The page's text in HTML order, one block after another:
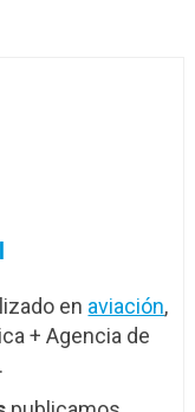
en aviación,
+ Agencia de